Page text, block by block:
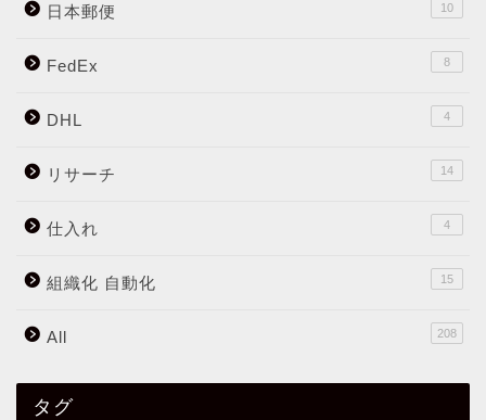
日本郵便 10
FedEx 8
DHL 4
リサーチ 14
仕入れ 4
組織化 自動化 15
All 208
タグ